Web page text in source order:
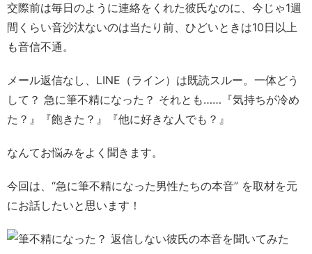
交際前は毎日のように連絡をくれた彼氏なのに、今じゃ1週
間くらい音沙汰ないのは当たり前、ひどいときは10日以上
も音信不通。
メール返信なし、LINE（ライン）は既読スルー。一体どう
して？ 急に筆不精になった？ それとも……『気持ちが冷め
た？』『飽きた？』『他に好きな人でも？』
なんてお悩みをよく聞きます。
今回は、“急に筆不精になった男性たちの本音” を取材を元
にお話したいと思います！